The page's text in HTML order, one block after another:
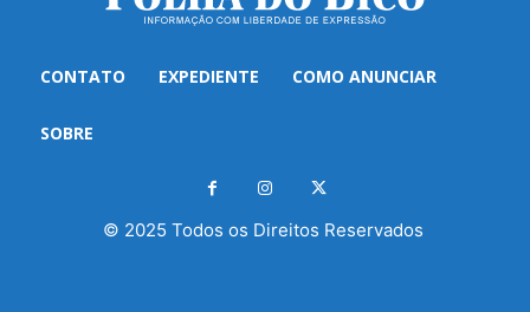
CONTATO EXPEDIENTE COMO ANUNCIAR
SOBRE
© 2025 Todos os Direitos Reservados